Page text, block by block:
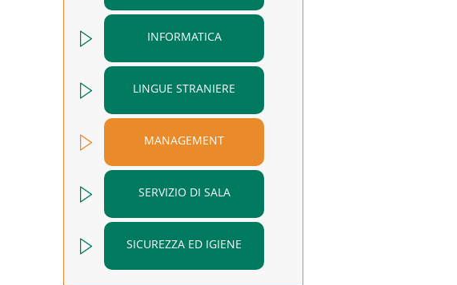
INFORMATICA
LINGUE STRANIERE
MANAGEMENT
SERVIZIO DI SALA
SICUREZZA ED IGIENE